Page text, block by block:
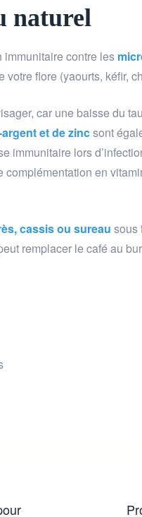
naturel
contre les
votre flore (yaourts, kéfir,
car une baisse du
et de zincsont
immunitaire lors
en
cassis ou sureau sous
remplacer le café au